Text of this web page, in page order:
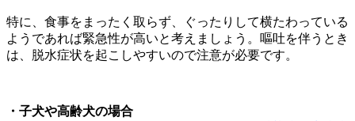
特に、食事をまったく取らず、ぐったりして横たわっている
ようであれば緊急性が高いと考えましょう。嘔吐を伴うとき
は、脱水症状を起こしやすいので注意が必要です。
・子犬や高齢犬の場合